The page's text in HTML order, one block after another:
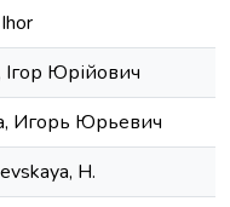
Ігор Юрійович
Игорь Юрьевич
Н.